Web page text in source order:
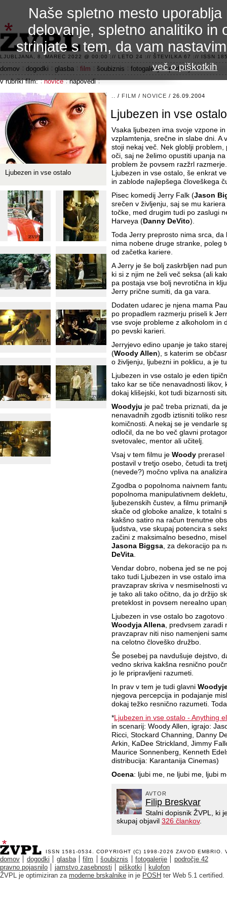
3.2 alfa R
LJUBLJANA, 8. MAREC 2022 @ 00:00 :// LETO 24 :// ŠTEVILKA 67 :// ISSN
domov dogodki glasba film šoubiznis fotogalerije
področje 42
v rubriki film:
novice napovedi
/ FILM / NOVICE / 26.09.2004
Ljubezen in vse ostalo
Vsaka ljubezen ima svoje vzpone
vzplamtenja, srečne in slabe dni. A
stoji nekaj več. Nek globlji
oči, saj ne želimo opustiti upanja
problem že povsem razžrl
Ljubezen in vse ostalo, še enkrat
in zablode najlepšega človeškega
Pisec komedij Jerry Falk (Jason
srečen v življenju, saj se mu
točke, med drugim tudi po zaslugi
Harveya ( Danny DeVito).
Toda Jerry preprosto nima srca,
nima nobene druge stranke, poleg
od začetka kariere.
A Jerry je še bolj zaskrbljen nad
ki si z njim ne želi več seksa (ali
pa postaja vse bolj nevrotična in
Jerry prične sumiti, da ga vara.
Dodaten udarec je njena mama
po propadlem razmerju priseli k
vse svoje probleme z alkoholom in
po pevski karieri.
Jerryjevo edino upanje je tako
(Woody Allen), s katerim se
o življenju, ljubezni in poklicu, a je
Ljubezen in vse ostalo je eden
tako kar se tiče nenavadnosti likov,
dokaj klišejski, kot tudi bizarnosti
Woodyju je pač treba priznati, da
nenavadnih zgodb iztisniti toliko
komičnosti. A nekaj se je vendarle
odločil, da ne bo več glavni
svetovalec, mentor ali učitelj.
Vsaj v tem filmu je Woody prerasel
postavil v tretjo osebo, četudi ta
(nevede?) močno vpliva na
Zgodba o popolnoma naivnem
popolnoma manipulativnem
ljubezenskih čustev, a filmu
skače od globoke analize, k totalni
kakšno satiro na račun trenutne
ljudstva, vse skupaj potencira s
začini z maksimalno besedno,
Jasona Biggsa, za dekoracijo pa
DeVita.
Vendar dobro, nobena jed se ne
tako tudi Ljubezen in vse ostalo
pravzaprav skriva v nesmiselnosti
je tako ali tako očitno, da jo držijo
preteklost in povsem nerealno
Ljubezen in vse ostalo bo
Woodyja Allena, predvsem zaradi
pravzaprav niti niso namenjeni
na celotno človeško družbo.
Še posebej pa navdušuje dejstvo,
vedno skriva kakšna resnično
jo le pripravljeni razumeti.
In prav v tem je tudi glavni
njegova percepcija in podajanje
dokaj težko resnično razumeti.
*Ljubezen in vse ostalo - Anything
in scenarij: Woody Allen, igrajo:
Ricci, Stockard Channing, Danny
Arkin, KaDee Strickland, Jimmy
Maurice Sonnenberg, Kenneth
distribucija: Karantanija Cinemas)
Ocena: ljubi me, ne ljubi me, ljubi
AVTOR
Filip Breskvar
Stalni dopisnik ŽVPL, ki
skupaj objavil 326 člankov.
Ljubezen in vse ostalo
ISSN 1581-0534. COPYRIGHT (C) 1998-2026 ZAVOD EMBRIO .
domov dogodki glasba film šoubiznis fotogalerije
področje 42
pravno pojasnilo
jamstvo zasebnosti piškotki
kulofon
ŽVPL je optimiziran za moderne brskalnike in je POSH ter Web 5.1 certified.
Naše spletno mesto
delovanje, spletno analitiko in
strinjate s tem, da vam
več o piškotkih